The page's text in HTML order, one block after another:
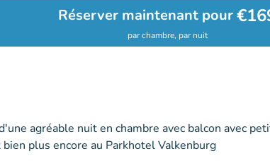
Réserver maintenant pour
par chambre, par nuit
agréable nuit en chambre avec balcon avec
plus encore au Parkhotel Valkenburg